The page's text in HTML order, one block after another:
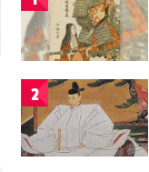
2